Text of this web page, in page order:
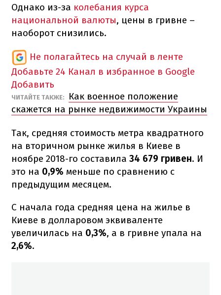
Однако из-за колебания курса
национальной валюты, цены в гривне –
наоборот снизились.
Не полагайтесь на случай в ленте
Добавьте 24 Канал в избранное в Google
Добавить
ЧИТАЙТЕ ТАКЖЕ:
Как военное положение
скажется на рынке недвижимости Украины
Так, средняя стоимость метра квадратного
на вторичном рынке жилья в Киеве в
ноябре 2018-го составила 34 679 гривен. И
это на 0,9% меньше по сравнению с
предыдущим месяцем.
С начала года средняя цена на жилье в
Киеве в долларовом эквиваленте
увеличилась на 0,3%, а в гривне упала на
2,6%.